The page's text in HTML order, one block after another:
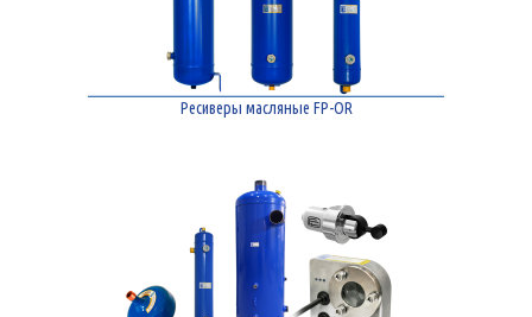
Ресиверы масляные FP-OR